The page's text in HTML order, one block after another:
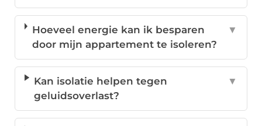
Hoeveel energie kan ik besparen
door mijn appartement te isoleren?
▼
Kan isolatie helpen tegen
geluidsoverlast?
▼